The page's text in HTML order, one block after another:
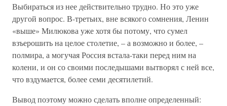
Выбираться из нее действительно трудно. Но это уже
другой вопрос. В-третьих, вне всякого сомнения, Ленин
«выше» Милюкова уже хотя бы потому, что сумел
взъерошить на целое столетие, – а возможно и более, –
полмира, а могучая Россия встала-таки перед ним на
колени, и он со своими последышами вытворял с ней все,
что вздумается, более семи десятилетий.
Вывод поэтому можно сделать вполне определенный: